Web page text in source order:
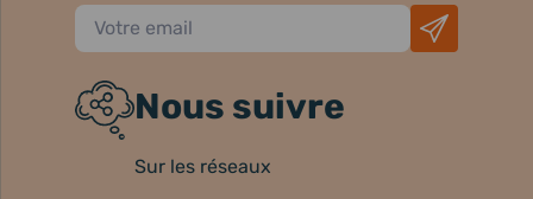
Nous suivre
Sur les réseaux